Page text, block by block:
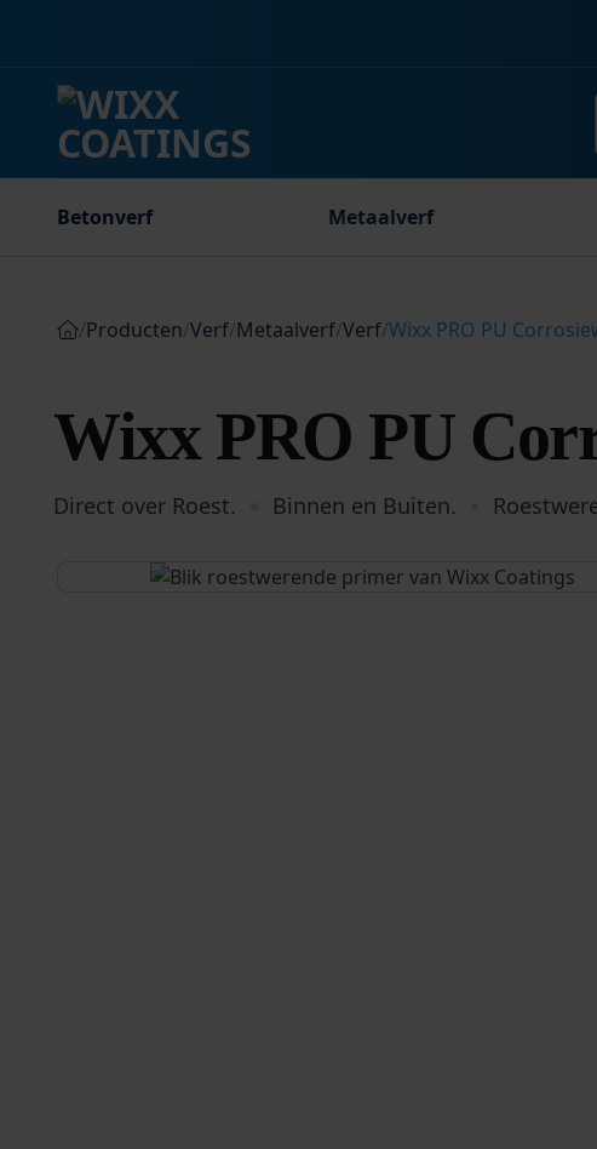
Betonverf Metaalverf
/Producten/Verf/Metaalverf/Verf/Wixx PRO PU
Wixx PRO PU
Direct over Roest. Binnen en Buiten.